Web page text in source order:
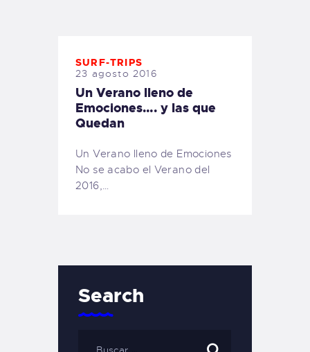
SURF-TRIPS
23 agosto 2016
Un Verano lleno de
Emociones…. y las que
Quedan
Un Verano lleno de Emociones
No se acabo el Verano del
2016,…
Search